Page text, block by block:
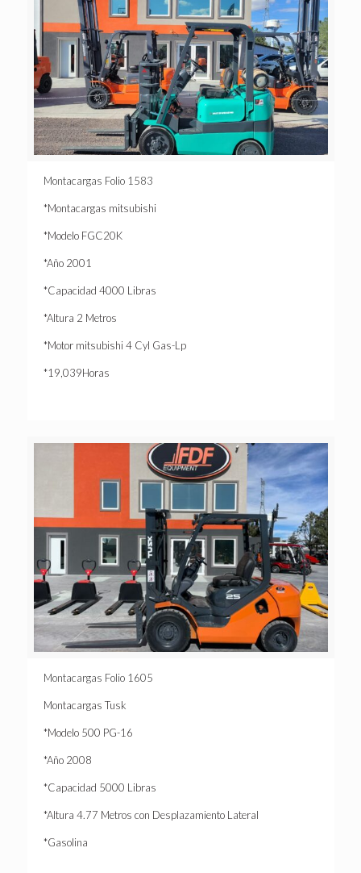
Montacargas Folio 1583
*Montacargas mitsubishi
*Modelo FGC20K
*Año 2001
*Capacidad 4000 Libras
*Altura 2 Metros
*Motor mitsubishi 4 Cyl Gas-Lp
*19,039Horas
Montacargas Folio 1605
Montacargas Tusk
*Modelo 500 PG-16
*Año 2008
*Capacidad 5000 Libras
*Altura 4.77 Metros con Desplazamiento Lateral
*Gasolina